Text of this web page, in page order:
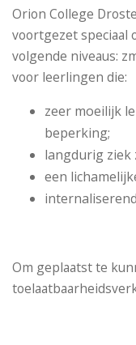
Orion College
voortgezet speciaal
volgende niveaus:
voor leerlingen die:
zeer moeilijk
beperking;
langdurig ziek
een
Om geplaatst te